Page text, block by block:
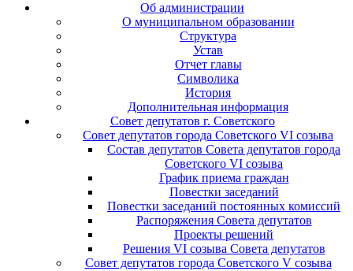
Об администрации
О муниципальном образовании
Структура
Устав
Отчет главы
Символика
История
Дополнительная информация
Совет депутатов г. Советского
Совет депутатов города Советского VI созыва
Состав депутатов Совета депутатов города
Советского VI созыва
График приема граждан
Повестки заседаний
Повестки заседаний постоянных комиссий
Распоряжения Совета депутатов
Проекты решений
Решения VI созыва Совета депутатов
Совет депутатов города Советского V созыва